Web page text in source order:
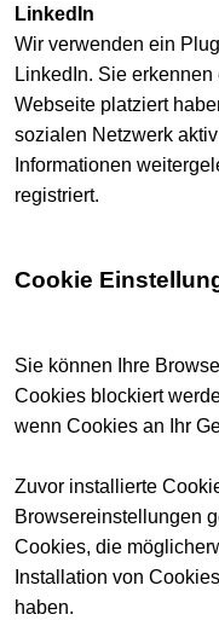
LinkedIn
Wir verwenden ein
LinkedIn. Sie
Webseite platziert
sozialen Netzwerk
Informationen
registriert.
Cookie
Sie können Ihre
Cookies blockiert
wenn Cookies an Ihr
Zuvor installierte
Browsereinstellungen
Cookies, die
Installation von
haben.